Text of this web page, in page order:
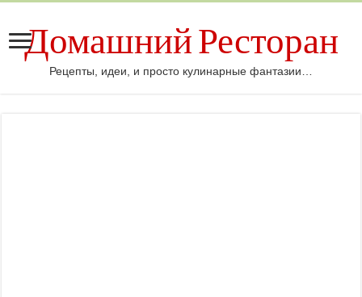
Домашний Ресторан
Рецепты, идеи, и просто кулинарные фантазии…